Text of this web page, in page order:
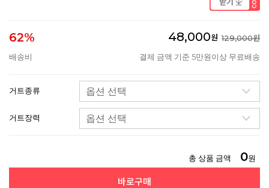
62% 48,000원 129,000원
배송비
결제 금액 기준 5만원이상 무료배송
거트종류
거트장력
총 상품 금액 0원
바로구매